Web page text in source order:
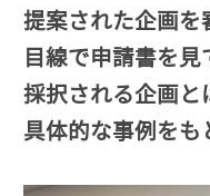
提案された企画
目線で申請書を見
採択される企画と
具体的な事例をも